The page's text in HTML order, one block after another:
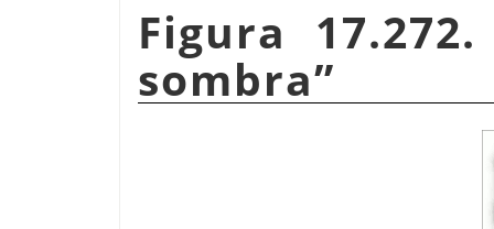
Figura
sombra”